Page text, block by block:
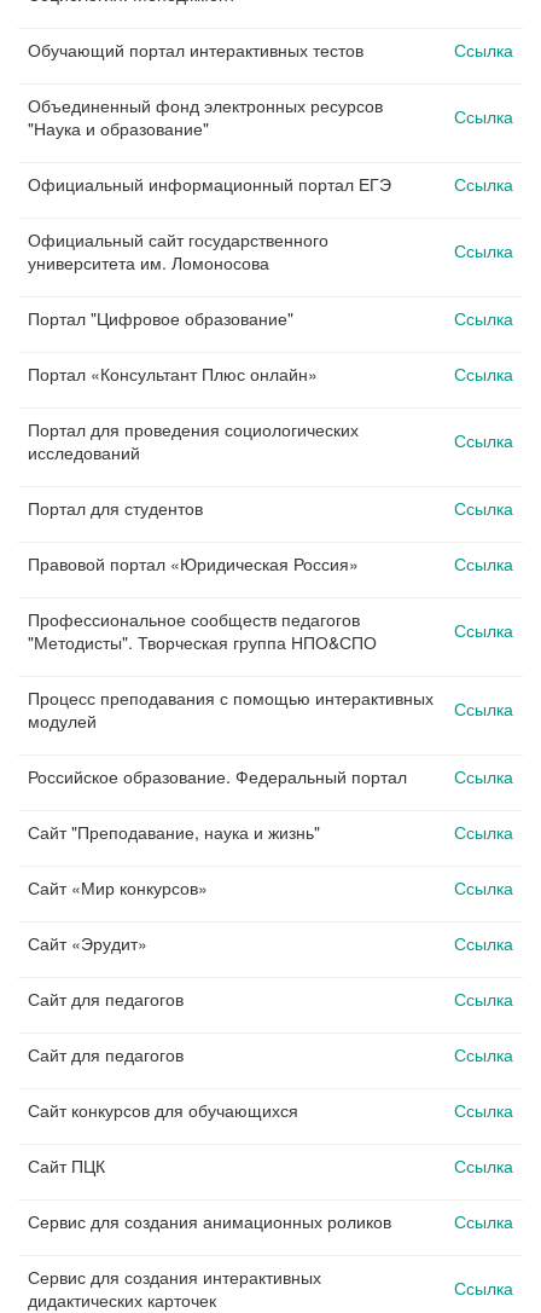
Обучающий портал интерактивных тестов Ссылка
Объединенный фонд электронных ресурсов
"Наука и образование"
Ссылка
Официальный информационный портал ЕГЭ Ссылка
Официальный сайт государственного
университета им. Ломоносова
Ссылка
Портал "Цифровое образование" Ссылка
Портал «Консультант Плюс онлайн» Ссылка
Портал для проведения социологических
исследований
Ссылка
Портал для студентов Ссылка
Правовой портал «Юридическая Россия» Ссылка
Профессиональное сообществ педагогов
"Методисты". Творческая группа НПО&СПО
Ссылка
Процесс преподавания с помощью интерактивных
модулей
Ссылка
Российское образование. Федеральный портал Ссылка
Сайт "Преподавание, наука и жизнь" Ссылка
Сайт «Мир конкурсов» Ссылка
Сайт «Эрудит» Ссылка
Сайт для педагогов Ссылка
Сайт для педагогов Ссылка
Сайт конкурсов для обучающихся Ссылка
Сайт ПЦК Ссылка
Сервис для создания анимационных роликов Ссылка
Сервис для создания интерактивных
дидактических карточек
Ссылка